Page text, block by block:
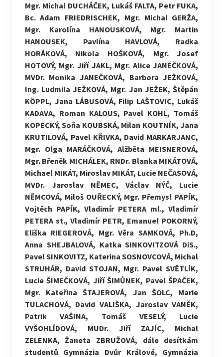
Mgr. Michal DUCHÁČEK, Lukáš FALTA, Petr FUKA,
Bc. Adam FRIEDRISCHEK, Mgr. Michal GERŽA,
Mgr. Karolína HANOUSKOVÁ, Mgr. Martin
HANOUSEK, Pavlína HAVLOVÁ, Radka
HORÁKOVÁ, Nikola HOŠKOVÁ, Mgr. Josef
HOTOVÝ, Mgr. Jiří JAKL, Mgr. Alice JANEČKOVÁ,
MVDr. Monika JANEČKOVÁ, Barbora JEŽKOVÁ,
Ing. Ludmila JEŽKOVÁ, Mgr. Jan JEŽEK, Štěpán
KÖPPL, Jana LÁBUSOVÁ, Filip LAŠTOVIC, Lukáš
KADAVA, Roman KALOUS, Pavel KOHL, Tomáš
KOPECKÝ, Soňa KOUBSKÁ, Milan KOUTNÍK, Jana
KRUTILOVÁ, Pavel KŘIVKA, David MARKARJANC,
Mgr. Olga MARÁČKOVÁ, Alžběta MEISNEROVÁ,
Mgr. Břeněk MICHÁLEK, RNDr. Blanka MIKÁTOVÁ,
Michael MIKÁT, Miroslav MIKÁT, Lucie NEČASOVÁ,
MVDr. Jaroslav NĚMEC, Václav NÝČ, Lucie
NĚMCOVÁ, Miloš OUŘECKÝ, Mgr. Přemysl PAPÍK,
Vojtěch PAPÍK, Vladimír PETERA ml., Vladimír
PETERA st., Vladimír PETR, Emanuel POKORNÝ,
Eliška RIEGEROVÁ, Mgr. Věra SAMKOVÁ, Ph.D,
Anna SHEJBALOVÁ, Katka SINKOVITZOVÁ DiS.,
Pavel SINKOVITZ, Katerina SOSNOVCOVÁ, Michal
STRUHÁR, David STOJAN, Mgr. Pavel SVĚTLÍK,
Lucie ŠIMEČKOVÁ, Jiří ŠIMŮNEK, Pavel ŠPAČEK,
Mgr. Kateřina ŠTAJEROVÁ, Jan ŠOLC, Marie
TULACHOVÁ, David VALIŠKA, Jaroslav VANĚK,
Patrik VAŠINA, Tomáš VESELÝ, Lucie
VYŠOHLÍDOVÁ, MUDr. Jiří ZAJÍC, Michal
ZELENKA, Žaneta ZBRUŽOVÁ, dále desítkám
studentů Gymnázia Dvůr Králové, Gymnázia